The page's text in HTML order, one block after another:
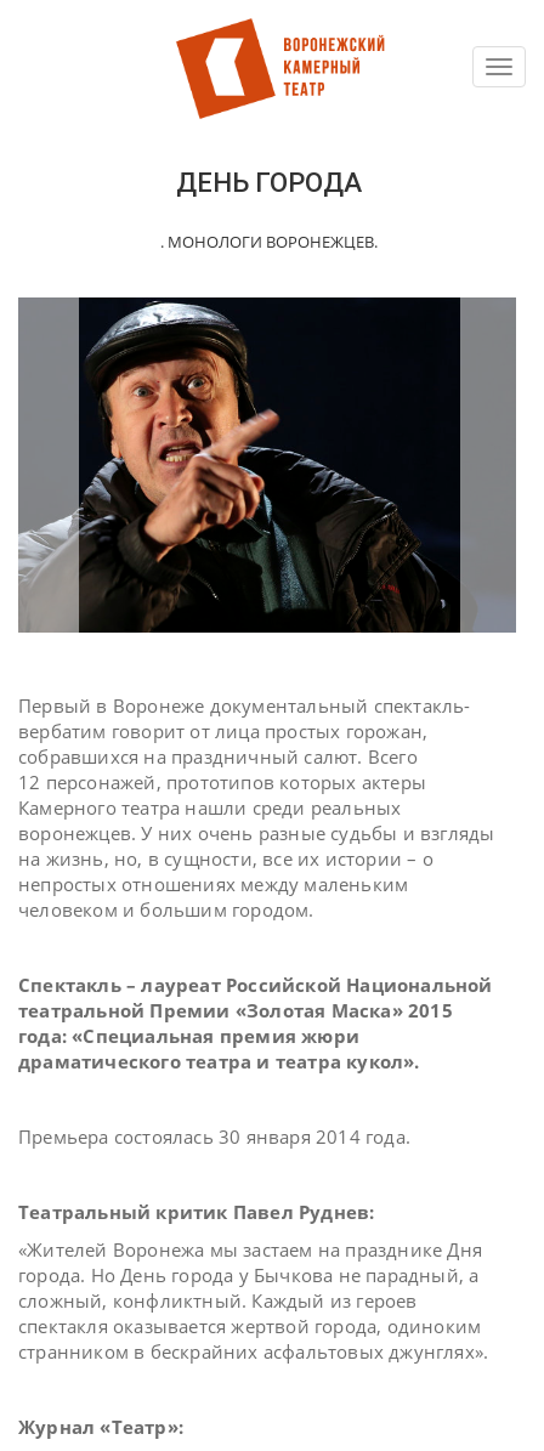
ДЕНЬ ГОРОДА
. МОНОЛОГИ ВОРОНЕЖЦЕВ.
Первый в Воронеже документальный спектакль-
вербатим говорит от лица простых горожан,
собравшихся на праздничный салют. Всего
12 персонажей, прототипов которых актеры
Камерного театра нашли среди реальных
воронежцев. У них очень разные судьбы и взгляды
на жизнь, но, в сущности, все их истории – о
непростых отношениях между маленьким
человеком и большим городом.
Спектакль – лауреат Российской Национальной
театральной Премии «Золотая Маска» 2015
года: «Специальная премия жюри
драматического театра и театра кукол».
Премьера состоялась 30 января 2014 года.
Театральный критик Павел Руднев:
«Жителей Воронежа мы застаем на празднике Дня
города. Но День города у Бычкова не парадный, а
сложный, конфликтный. Каждый из героев
спектакля оказывается жертвой города, одиноким
странником в бескрайних асфальтовых джунглях».
Журнал «Театр»: